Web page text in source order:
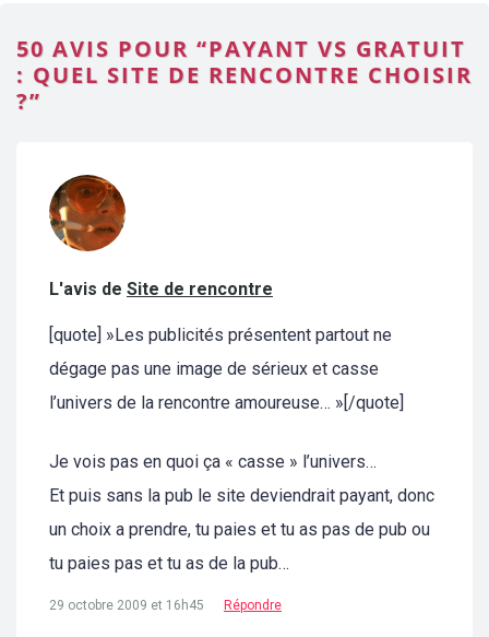
50 AVIS POUR “PAYANT VS GRATUIT
: QUEL SITE DE RENCONTRE CHOISIR
?”
L'avis de Site de rencontre
[quote] »Les publicités présentent partout ne
dégage pas une image de sérieux et casse
l’univers de la rencontre amoureuse… »[/quote]
Je vois pas en quoi ça « casse » l’univers…
Et puis sans la pub le site deviendrait payant, donc
un choix a prendre, tu paies et tu as pas de pub ou
tu paies pas et tu as de la pub…
29 octobre 2009 et 16h45 Répondre